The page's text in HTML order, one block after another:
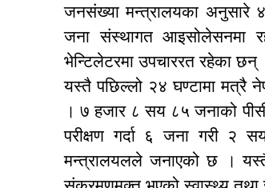
जनसंख्या मन्त्रालयका
जना संस्थागत आइसोलेसनमा
भेन्टिलेटरमा उपचाररत रहेका छन्
यस्तै पछिल्लो २४ घण्टामा मत्रै
। ७ हजार ८ सय ८५ जनाको
परीक्षण गर्दा ६ जना गरी २
मन्त्रालयलले जनाएको छ ।